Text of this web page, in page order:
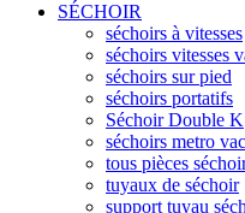
SÉCHOIR
séchoirs à vitesses
séchoirs vitesses
séchoirs sur pied
séchoirs portatifs
Séchoir Double K
séchoirs metro
tous pièces
tuyaux de séchoir
support tuyau